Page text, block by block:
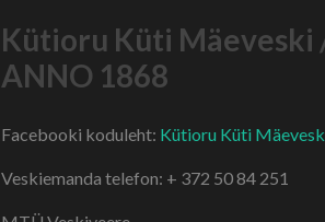
Kütioru Küti Mäeveski
ANNO 1868
Facebooki koduleht: Kütioru Küti
Veskiemanda telefon: + 372 50 84 251